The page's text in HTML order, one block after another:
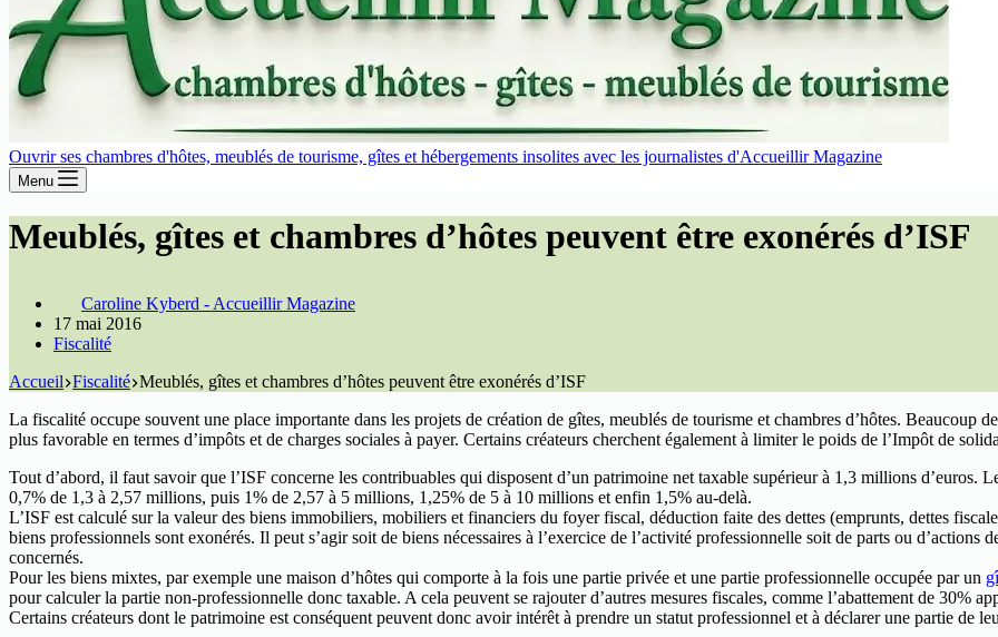
Ouvrir ses chambres d'hôtes, meublés de tourisme, gîtes et hébergements insolites avec les journalistes d'Accueillir Magazine
Menu
Meublés, gîtes et chambres d’hôtes peuvent être exonérés d’ISF
Caroline Kyberd - Accueillir Magazine
17 mai 2016
Fiscalité
Accueil Fiscalité Meublés, gîtes et chambres d’hôtes peuvent être exonérés d’ISF
La fiscalité occupe souvent une place importante dans les projets de création de gîtes, meublés de tourisme et chambres d’hôtes. Beaucoup
plus favorable en termes d’impôts et de charges sociales à payer. Certains créateurs cherchent également à limiter le poids de l’Impôt de
Tout d’abord, il faut savoir que l’ISF concerne les contribuables qui disposent d’un patrimoine net taxable supérieur à 1,3 millions
0,7% de 1,3 à 2,57 millions, puis 1% de 2,57 à 5 millions, 1,25% de 5 à 10 millions et enfin 1,5% au-delà.
L’ISF est calculé sur la valeur des biens immobiliers, mobiliers et financiers du foyer fiscal, déduction faite des dettes (emprunts, dettes
biens professionnels sont exonérés. Il peut s’agir soit de biens nécessaires à l’exercice de l’activité professionnelle soit de parts ou d’actions
concernés.
Pour les biens mixtes, par exemple une maison d’hôtes qui comporte à la fois une partie privée et une partie professionnelle occupée par un
pour calculer la partie non-professionnelle donc taxable. A cela peuvent se rajouter d’autres mesures fiscales, comme l’abattement de 30%
Certains créateurs dont le patrimoine est conséquent peuvent donc avoir intérêt à prendre un statut professionnel et à déclarer une partie de